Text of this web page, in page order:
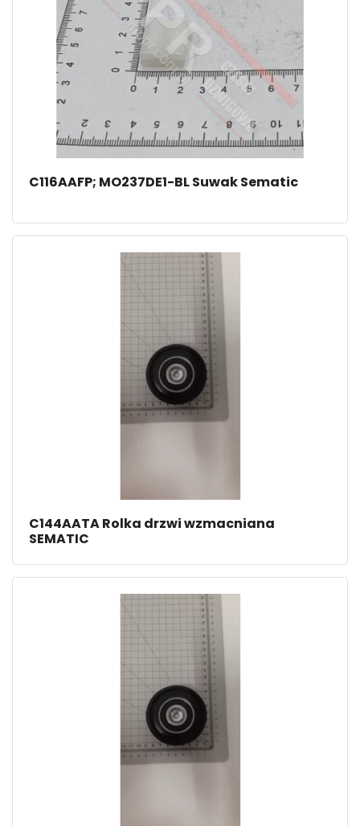
C116AAFP; MO237DE1-BL Suwak Sematic
C144AATA Rolka drzwi wzmacniana
SEMATIC